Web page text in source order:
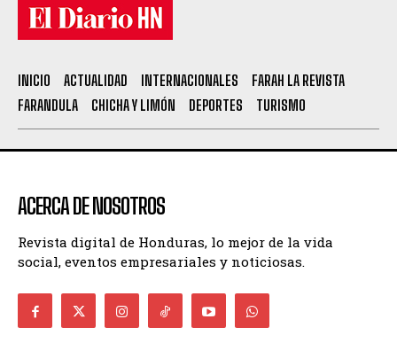
INICIO ACTUALIDAD INTERNACIONALES
FARAH LA REVISTA
FARANDULA
CHICHA Y LIMÓN DEPORTES TURISMO
ACERCA DE NOSOTROS
Revista digital de Honduras, lo mejor de la vida
social, eventos empresariales y noticiosas.